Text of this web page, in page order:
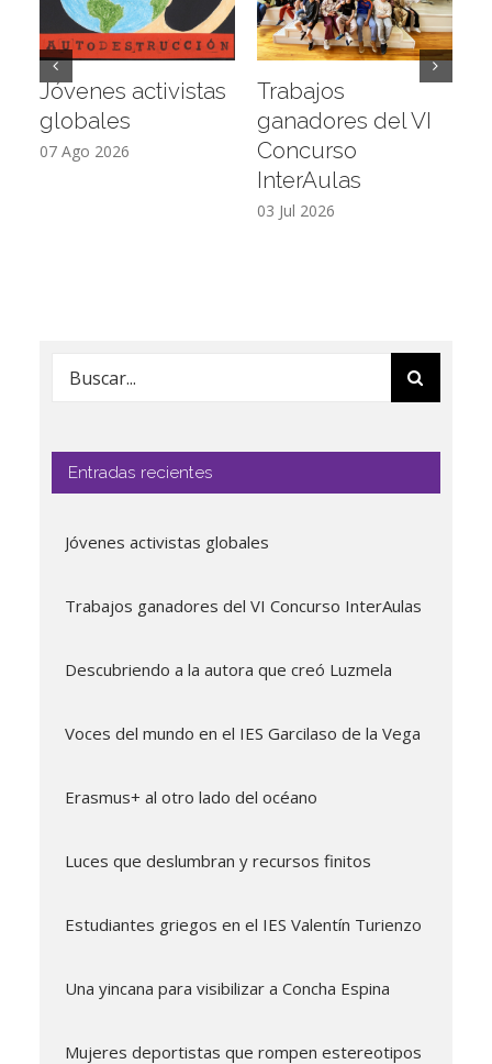
Jóvenes activistas
globales
07 Ago 2026
Trabajos
ganadores del VI
Concurso
InterAulas
03 Jul 2026
Buscar:
Entradas recientes
Jóvenes activistas globales
Trabajos ganadores del VI Concurso InterAulas
Descubriendo a la autora que creó Luzmela
Voces del mundo en el IES Garcilaso de la Vega
Erasmus+ al otro lado del océano
Luces que deslumbran y recursos finitos
Estudiantes griegos en el IES Valentín Turienzo
Una yincana para visibilizar a Concha Espina
Mujeres deportistas que rompen estereotipos